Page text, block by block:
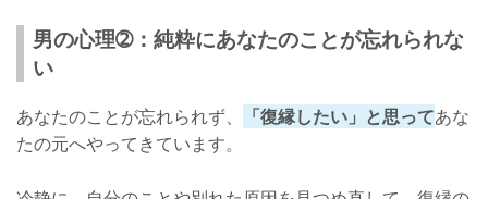
男の心理➁：純粋にあなたのことが忘れられな
い
あなたのことが忘れられず、 「復縁したい」と思ってあな
たの元へやってきています。